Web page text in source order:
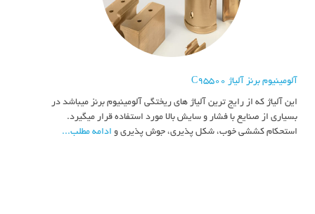
آلومینیوم برنز آلیاژ C95500
این آلیاژ که از رایج ترین آلیاژ های ریختگی آلومینیوم برنز میباشد در
بسیاری از صنایع با فشار و سایش بالا مورد استفاده قرار میگیرد.
استحکام کششی خوب، شکل پذیری، جوش پذیری و ادامه مطلب...